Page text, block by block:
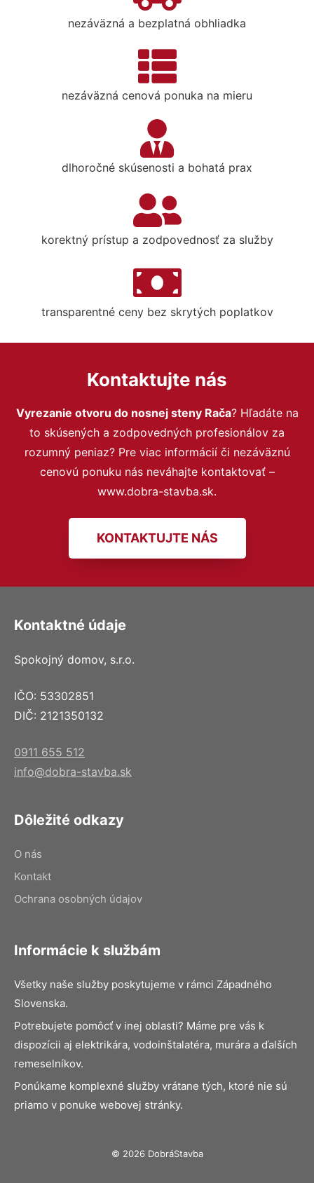
nezáväzná a bezplatná obhliadka
nezáväzná cenová ponuka na mieru
dlhoročné skúsenosti a bohatá prax
korektný prístup a zodpovednosť za služby
transparentné ceny bez skrytých poplatkov
Kontaktujte nás
Vyrezanie otvoru do nosnej steny Rača? Hľadáte na
to skúsených a zodpovedných profesionálov za
rozumný peniaz? Pre viac informácií či nezáväznú
cenovú ponuku nás neváhajte kontaktovať –
www.dobra-stavba.sk.
KONTAKTUJTE NÁS
Kontaktné údaje
Spokojný domov, s.r.o.
IČO: 53302851
DIČ: 2121350132
0911 655 512
info@dobra-stavba.sk
Dôležité odkazy
O nás
Kontakt
Ochrana osobných údajov
Informácie k službám
Všetky naše služby poskytujeme v rámci Západného
Slovenska.
Potrebujete pomôcť v inej oblasti? Máme pre vás k
dispozícii aj elektrikára, vodoinštalatéra, murára a ďalších
remeselníkov.
Ponúkame komplexné služby vrátane tých, ktoré nie sú
priamo v ponuke webovej stránky.
© 2026 DobráStavba